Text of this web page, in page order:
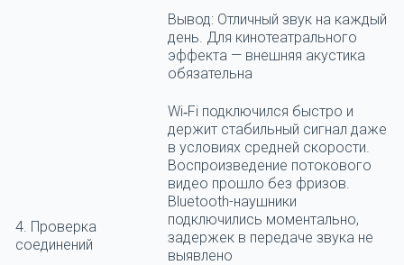
Вывод: Отличный звук на каждый
день. Для кинотеатрального
эффекта — внешняя акустика
обязательна
4. Проверка
соединений
Wi‑Fi подключился быстро и
держит стабильный сигнал даже
в условиях средней скорости.
Воспроизведение потокового
видео прошло без фризов.
Bluetooth-наушники
подключились моментально,
задержек в передаче звука не
выявлено